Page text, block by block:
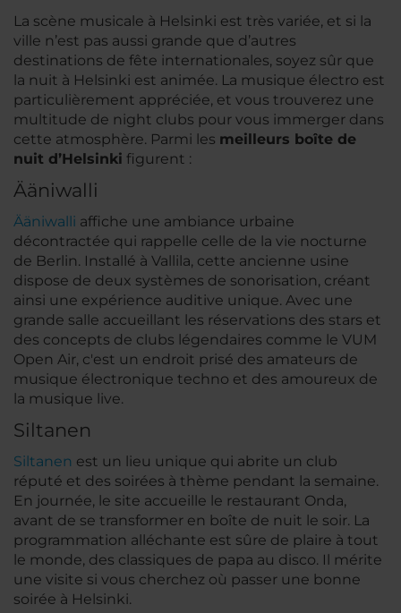
La scène musicale à Helsinki est très variée, et si la
ville n’est pas aussi grande que d’autres
destinations de fête internationales, soyez sûr que
la nuit à Helsinki est animée. La musique électro est
particulièrement appréciée, et vous trouverez une
multitude de night clubs pour vous immerger dans
cette atmosphère. Parmi les meilleurs boîte de
nuit d’Helsinki figurent :
Ääniwalli
Ääniwalli affiche une ambiance urbaine
décontractée qui rappelle celle de la vie nocturne
de Berlin. Installé à Vallila, cette ancienne usine
dispose de deux systèmes de sonorisation, créant
ainsi une expérience auditive unique. Avec une
grande salle accueillant les réservations des stars et
des concepts de clubs légendaires comme le VUM
Open Air, c'est un endroit prisé des amateurs de
musique électronique techno et des amoureux de
la musique live.
Siltanen
Siltanen est un lieu unique qui abrite un club
réputé et des soirées à thème pendant la semaine.
En journée, le site accueille le restaurant Onda,
avant de se transformer en boîte de nuit le soir. La
programmation alléchante est sûre de plaire à tout
le monde, des classiques de papa au disco. Il mérite
une visite si vous cherchez où passer une bonne
soirée à Helsinki.